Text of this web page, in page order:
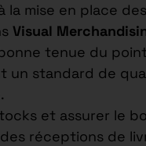
la mise en place des
Visual
tenue du
un standard de
et assurer le
réceptions de